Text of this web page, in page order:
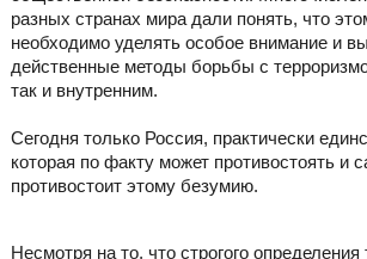
разных странах мира дали понять, что
необходимо уделять особое внимание и
действенные методы борьбы с
так и внутренним.
Сегодня только Россия, практически
которая по факту может противостоять и
противостоит этому безумию.
Несмотря на то, что строгого определения